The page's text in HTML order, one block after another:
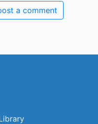
a comment